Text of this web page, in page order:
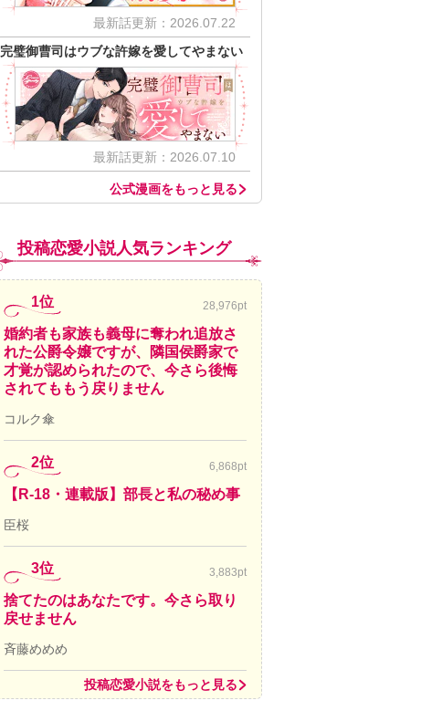
最新話更新：2026.07.22
完璧御曹司はウブな許嫁を愛してやまない
最新話更新：2026.07.10
公式漫画をもっと見る
投稿恋愛小説人気ランキング
1位 28,976pt
婚約者も家族も義母に奪われ追放さ
れた公爵令嬢ですが、隣国侯爵家で
才覚が認められたので、今さら後悔
されてももう戻りません
コルク傘
2位 6,868pt
【R-18・連載版】部長と私の秘め事
臣桜
3位 3,883pt
捨てたのはあなたです。今さら取り
戻せません
斉藤めめめ
投稿恋愛小説をもっと見る